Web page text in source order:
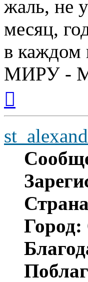
жаль, не
месяц,
в каждом
МИРУ -
началу
Город: